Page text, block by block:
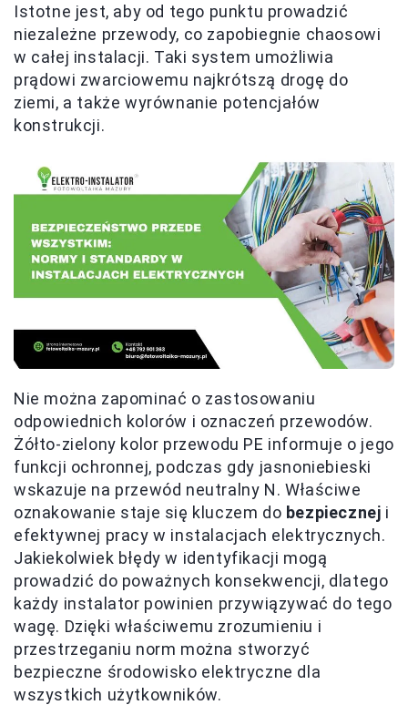
Istotne jest, aby od tego punktu prowadzić
niezależne przewody, co zapobiegnie chaosowi
w całej instalacji. Taki system umożliwia
prądowi zwarciowemu najkrótszą drogę do
ziemi, a także wyrównanie potencjałów
konstrukcji.
Nie można zapominać o zastosowaniu
odpowiednich kolorów i oznaczeń przewodów.
Żółto-zielony kolor przewodu PE informuje o jego
funkcji ochronnej, podczas gdy jasnoniebieski
wskazuje na przewód neutralny N. Właściwe
oznakowanie staje się kluczem do bezpiecznej i
efektywnej pracy w instalacjach elektrycznych.
Jakiekolwiek błędy w identyfikacji mogą
prowadzić do poważnych konsekwencji, dlatego
każdy instalator powinien przywiązywać do tego
wagę. Dzięki właściwemu zrozumieniu i
przestrzeganiu norm można stworzyć
bezpieczne środowisko elektryczne dla
wszystkich użytkowników.